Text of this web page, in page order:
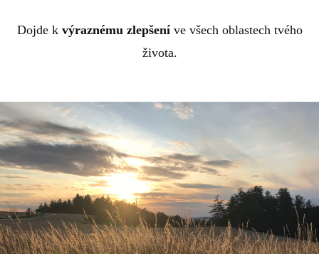
Dojde k výraznému zlepšeníve všech oblastech tvého
života.